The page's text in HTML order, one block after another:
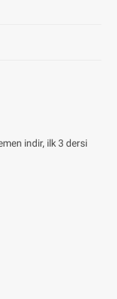
indir, ilk 3 dersi